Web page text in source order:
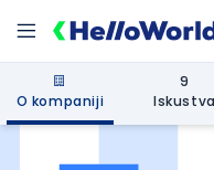
O kompaniji
9
Iskustva